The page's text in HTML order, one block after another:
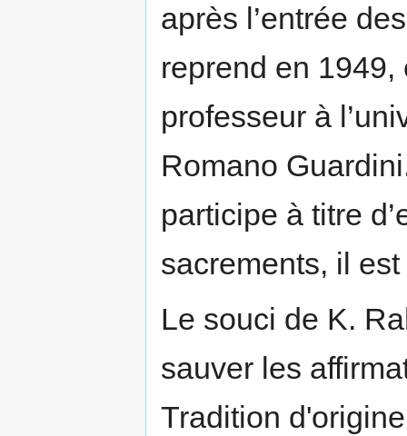
après l’entrée
reprend en
professeur à
Romano
participe à titre
sacrements, il
Le souci de K.
sauver les
Tradition